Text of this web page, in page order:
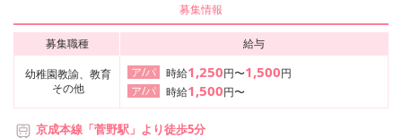
募集情報
募集職種
給与
幼稚園教諭、教育
その他
ア/パ 時給1,250円〜1,500円
ア/パ
時給1,500円〜
京成本線「菅野駅」より徒歩5分